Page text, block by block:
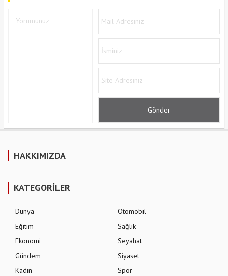
HAKKIMIZDA
KATEGORİLER
Dünya
Eğitim
Ekonomi
Gündem
Kadın
Otomobil
Sağlık
Seyahat
Siyaset
Spor